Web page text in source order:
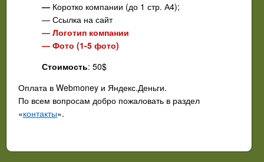
— Коротко компании (до 1 стр. А4);
— Ссылка на сайт
— Логотип компании
— Фото (1-5 фото)
Стоимость: 50$
Оплата в Webmoney и Яндекс.Деньги.
По всем вопросам добро пожаловать в раздел
«контакты».